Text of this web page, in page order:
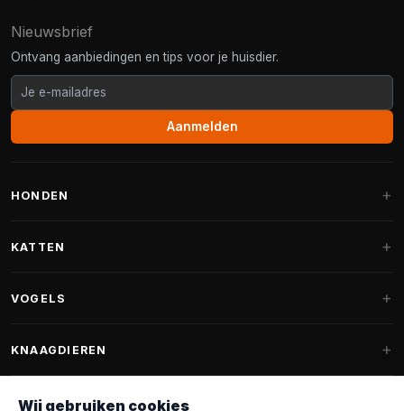
Nieuwsbrief
Ontvang aanbiedingen en tips voor je huisdier.
Aanmelden
HONDEN
Fantail hondenmanden
Hondenspeelgoed
KATTEN
Krabpalen voor Maine Coon
VOGELS
Vogelvoer binnenvogels
Voederhuisjes
KNAAGDIEREN
Wij gebruiken cookies